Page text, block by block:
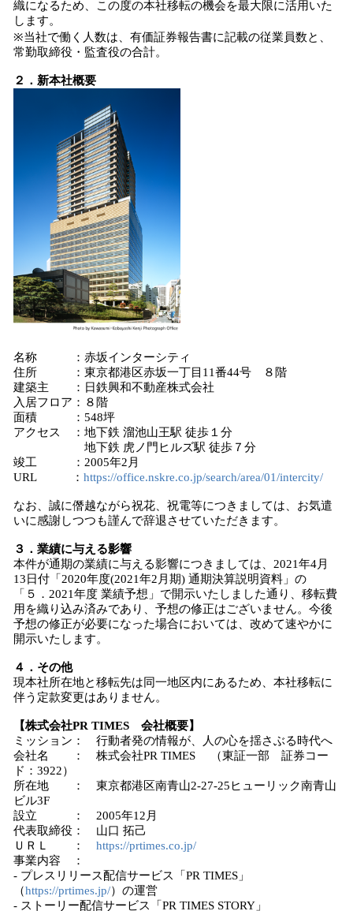
織になるため、この度の本社移転の機会を最大限に活用いた
します。
※当社で働く人数は、有価証券報告書に記載の従業員数と、
常勤取締役・監査役の合計。
２．新本社概要
名称 ：赤坂インターシティ
住所 ：東京都港区赤坂一丁目11番44号 ８階
建築主 ：日鉄興和不動産株式会社
入居フロア：８階
面積 ：548坪
アクセス ：地下鉄 溜池山王駅 徒歩１分
地下鉄 虎ノ門ヒルズ駅 徒歩７分
竣工 ：2005年2月
URL ： https://office.nskre.co.jp/search/area/01/intercity/
なお、誠に僭越ながら祝花、祝電等につきましては、お気遣
いに感謝しつつも謹んで辞退させていただきます。
３．業績に与える影響
本件が通期の業績に与える影響につきましては、2021年4月
13日付「2020年度(2021年2⽉期) 通期決算説明資料」の
「５．2021年度 業績予想」で開示いたしました通り、移転費
用を織り込み済みであり、予想の修正はございません。今後
予想の修正が必要になった場合においては、改めて速やかに
開示いたします。
４．その他
現本社所在地と移転先は同一地区内にあるため、本社移転に
伴う定款変更はありません。
【株式会社PR TIMES 会社概要】
ミッション： 行動者発の情報が、人の心を揺さぶる時代へ
会社名 ： 株式会社PR TIMES （東証一部 証券コー
ド：3922）
所在地 ： 東京都港区南青山2-27-25ヒューリック南青山
ビル3F
設立 ： 2005年12月
代表取締役： 山口 拓己
ＵＲＬ ： https://prtimes.co.jp/
事業内容 ：
- プレスリリース配信サービス「PR TIMES」
（https://prtimes.jp/）の運営
- ストーリー配信サービス「PR TIMES STORY」